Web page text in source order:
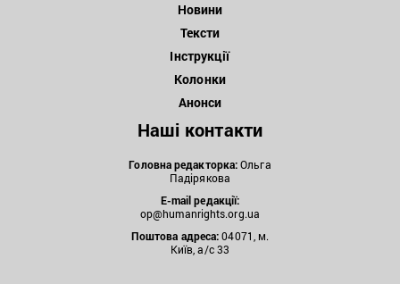
Новини
Тексти
Інструкції
Колонки
Анонси
Наші контакти
Головна редакторка:Ольга
Падірякова
E-mail редакції:
op@humanrights.org.ua
Поштова адреса:04071, м.
Київ, а/с 33